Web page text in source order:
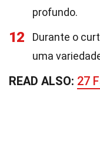
profundo.
12
Durante o
uma
READ ALSO: 27